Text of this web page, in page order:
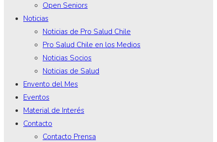
Open Seniors
Noticias
Noticias de Pro Salud Chile
Pro Salud Chile en los Medios
Noticias Socios
Noticias de Salud
Envento del Mes
Eventos
Material de Interés
Contacto
Contacto Prensa